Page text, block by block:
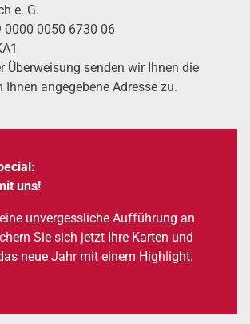
e. G.
0000 0050 6730 06
Über­wei­sung sen­den wir Ihnen die
Ihnen ange­ge­be­ne Adres­se zu.
uns!
unver­gess­li­che Auf­füh­rung an
Sie sich jetzt Ihre Karten und
neue Jahr mit einem High­light.